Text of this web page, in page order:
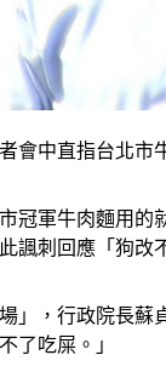
會中直指台北市
冠軍牛肉麵用的
諷刺回應「狗改
」，行政院長
了吃屎。」